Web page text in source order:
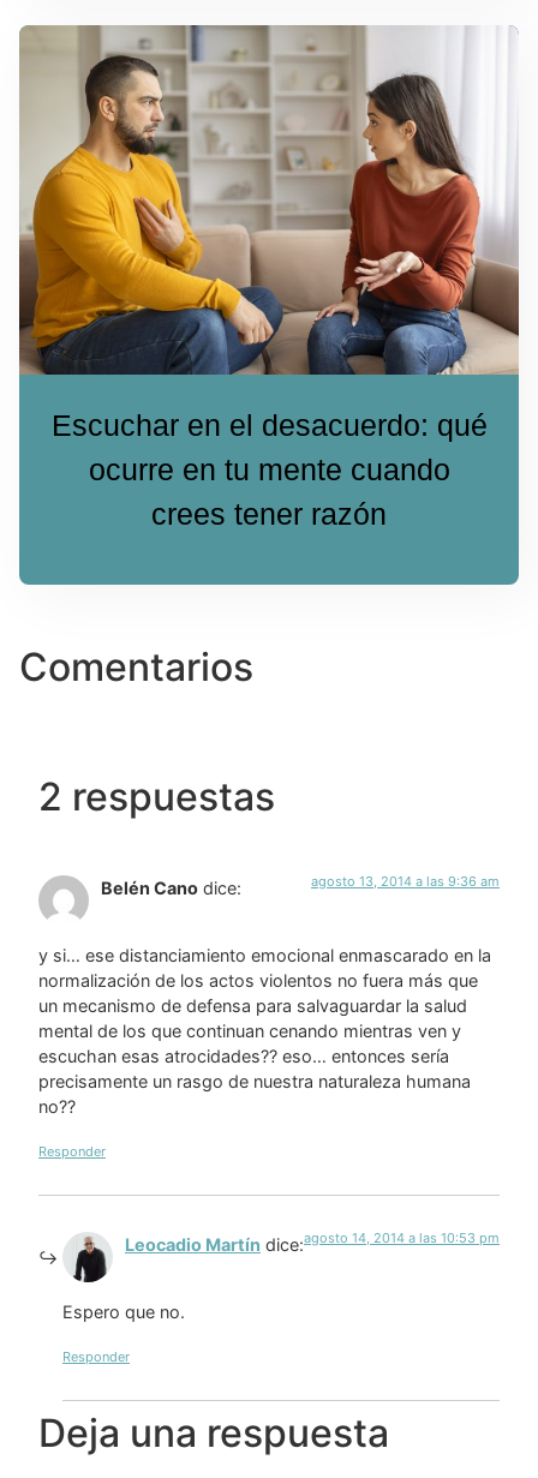
Escuchar en el desacuerdo: qué
ocurre en tu mente cuando
crees tener razón
Comentarios
2 respuestas
Belén Cano dice: agosto 13, 2014 a las 9:36 am
y si… ese distanciamiento emocional enmascarado en la
normalización de los actos violentos no fuera más que
un mecanismo de defensa para salvaguardar la salud
mental de los que continuan cenando mientras ven y
escuchan esas atrocidades?? eso… entonces sería
precisamente un rasgo de nuestra naturaleza humana
no??
Responder
Leocadio Martín dice:agosto 14, 2014 a las 10:53 pm
Espero que no.
Responder
Deja una respuesta